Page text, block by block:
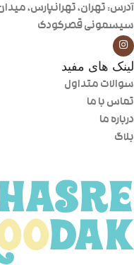
آدرس: تهران، تهرانپارس،
سیسمونی قصرکودک
لینک های مفید
سوالات متداول
تماس با ما
درباره ما
بلاگ